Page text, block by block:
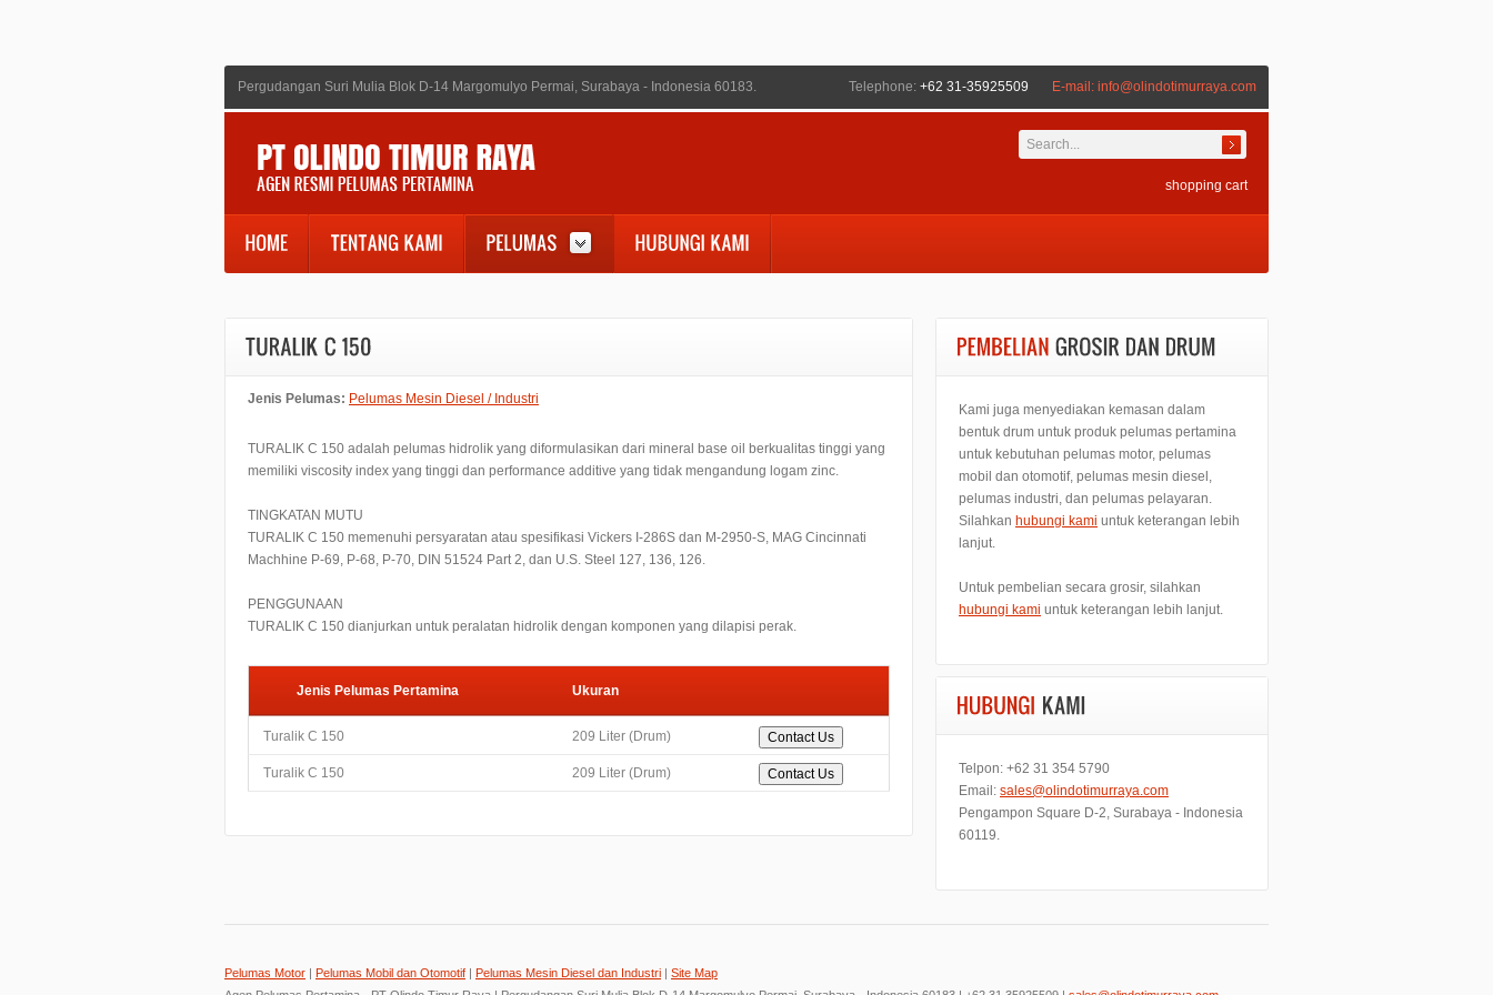
Pergudangan Suri Mulia Blok D-14 Margomulyo Permai, Surabaya - Indonesia 60183. E-mail: info@olindotimurraya.com
Telephone: +62 31-35925509
shopping cart
Jenis Pelumas: Pelumas Mesin Diesel / Industri
TURALIK C 150 adalah pelumas hidrolik yang diformulasikan dari mineral base oil berkualitas tinggi yang
memiliki viscosity index yang tinggi dan performance additive yang tidak mengandung logam zinc.
TINGKATAN MUTU
TURALIK C 150 memenuhi persyaratan atau spesifikasi Vickers I-286S dan M-2950-S, MAG Cincinnati
Machhine P-69, P-68, P-70, DIN 51524 Part 2, dan U.S. Steel 127, 136, 126.
PENGGUNAAN
TURALIK C 150 dianjurkan untuk peralatan hidrolik dengan komponen yang dilapisi perak.
Jenis Pelumas Pertamina Ukuran
Turalik C 150 209 Liter (Drum)
Turalik C 150 209 Liter (Drum)
Kami juga menyediakan kemasan dalam
bentuk drum untuk produk pelumas pertamina
untuk kebutuhan pelumas motor, pelumas
mobil dan otomotif, pelumas mesin diesel,
pelumas industri, dan pelumas pelayaran.
Silahkan hubungi kami untuk keterangan lebih
lanjut.
Untuk pembelian secara grosir, silahkan
hubungi kami untuk keterangan lebih lanjut.
Telpon: +62 31 354 5790
Email: sales@olindotimurraya.com
Pengampon Square D-2, Surabaya - Indonesia
60119.
Pelumas Motor | Pelumas Mobil dan Otomotif | Pelumas Mesin Diesel dan Industri | Site Map